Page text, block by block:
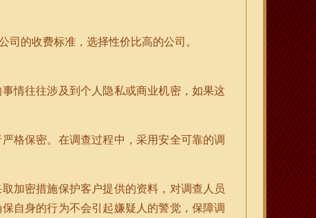
的收费标准，选择性价比高的公司。
情往往涉及到个人隐私或商业机密，如果这
格保密。在调查过程中，采用安全可靠的调
加密措施保护客户提供的资料，对调查人员
自身的行为不会引起嫌疑人的警觉，保障调